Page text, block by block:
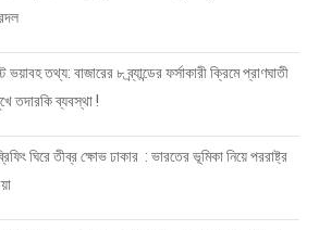
তথ্য: বাজারের ৮ ব্র্যান্ডের ফর্সাকারী ক্রিমে প্রাণঘাতী
তদারকি ব্যবস্থা !
ঘিরে তীব্র ক্ষোভ ঢাকার : ভারতের ভূমিকা নিয়ে পররাষ্ট্র